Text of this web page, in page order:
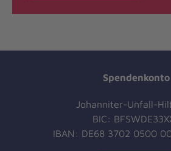
Spendenkonto
Johanniter-Unfall-
BIC:
IBAN: DE68 3702 0500